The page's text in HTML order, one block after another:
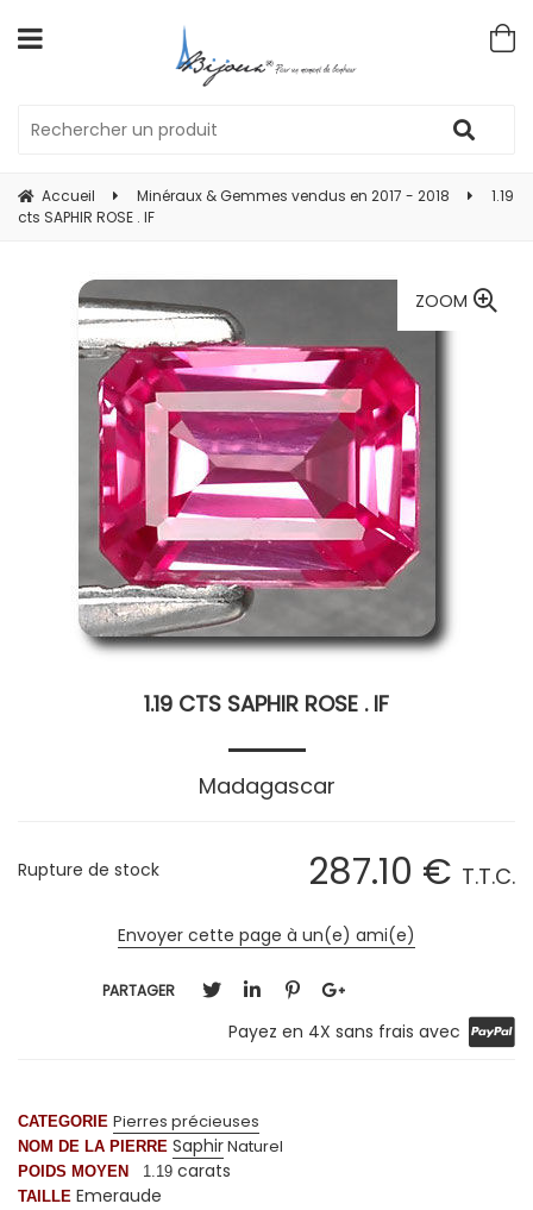
Accueil Minéraux & Gemmes vendus en 2017 - 2018
1.19
cts SAPHIR ROSE . IF
ZOOM
1.19 CTS SAPHIR ROSE . IF
Madagascar
287.10 € T.T.C.
Rupture de stock
Envoyer cette page à un(e) ami(e)
PARTAGER
Payez en 4X sans frais avec
CATEGORIE Pierres précieuses
NOM DE LA PIERRE SaphirNaturel
POIDS MOYEN 1.19 carats
TAILLE Emeraude